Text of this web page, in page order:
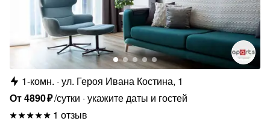
1-комн. ул. Героя Ивана Костина, 1
От4890₽/сутки укажите даты и гостей
1 отзыв